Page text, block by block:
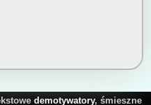
demotywatory, śmieszne